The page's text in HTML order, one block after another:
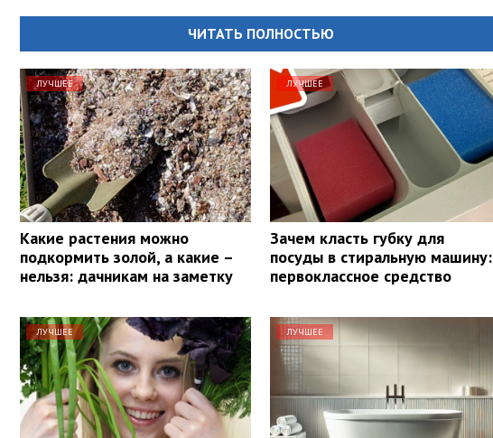
ЧИТАТЬ ПОЛНОСТЬЮ
ЛУЧШЕЕ
Какие растения можно
подкормить золой, а какие –
нельзя: дачникам на заметку
ЛУЧШЕЕ
Зачем класть губку для
посуды в стиральную машину:
первоклассное средство
ЛУЧШЕЕ ЛУЧШЕЕ